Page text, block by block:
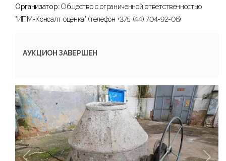
Организатор: Общество с ограниченной ответственностью
"ИПМ-Консалт оценка" (телефон +375 (44) 704-92-06)
АУКЦИОН ЗАВЕРШЕН